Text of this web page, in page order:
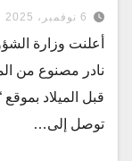
6 نوفمبر، 2025
أعلنت وزارة
نادر مصنوع من
قبل الميلاد
توصل إلى…